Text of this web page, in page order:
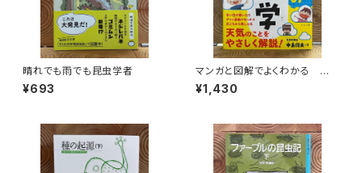
晴れでも雨でも昆虫学者
¥693
マンガと図解でよくわかる はじ
めての気象学
¥1,430